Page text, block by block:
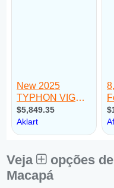
Veja
opções
Macapá